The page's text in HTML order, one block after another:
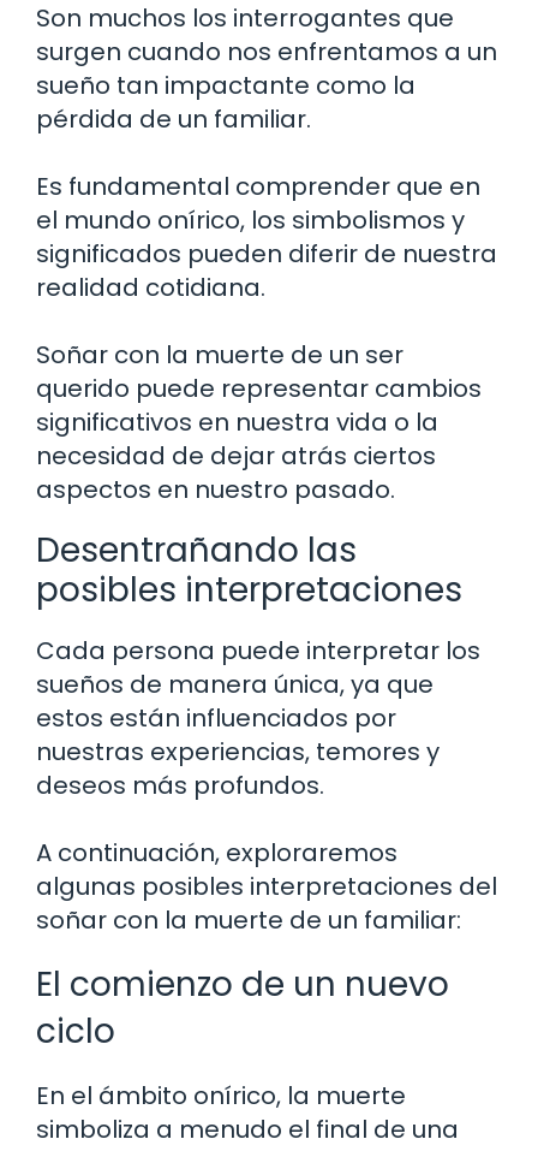
Son muchos los interrogantes que
surgen cuando nos enfrentamos a un
sueño tan impactante como la
pérdida de un familiar.
Es fundamental comprender que en
el mundo onírico, los simbolismos y
significados pueden diferir de nuestra
realidad cotidiana.
Soñar con la muerte de un ser
querido puede representar cambios
significativos en nuestra vida o la
necesidad de dejar atrás ciertos
aspectos en nuestro pasado.
Desentrañando las
posibles interpretaciones
Cada persona puede interpretar los
sueños de manera única, ya que
estos están influenciados por
nuestras experiencias, temores y
deseos más profundos.
A continuación, exploraremos
algunas posibles interpretaciones del
soñar con la muerte de un familiar:
El comienzo de un nuevo
ciclo
En el ámbito onírico, la muerte
simboliza a menudo el final de una